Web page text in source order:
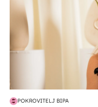
POKROVITELJ BIPA